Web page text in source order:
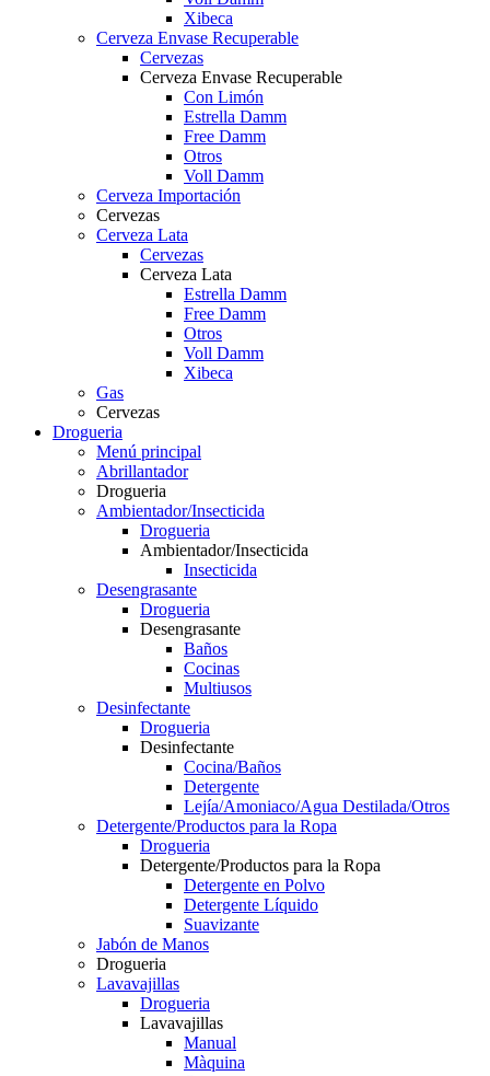
Xibeca
Cerveza Envase Recuperable
Cervezas
Cerveza Envase Recuperable
Con Limón
Estrella Damm
Free Damm
Otros
Voll Damm
Cerveza Importación
Cervezas
Cerveza Lata
Cervezas
Cerveza Lata
Estrella Damm
Free Damm
Otros
Voll Damm
Xibeca
Gas
Cervezas
Drogueria
Menú principal
Abrillantador
Drogueria
Ambientador/Insecticida
Drogueria
Ambientador/Insecticida
Insecticida
Desengrasante
Drogueria
Desengrasante
Baños
Cocinas
Multiusos
Desinfectante
Drogueria
Desinfectante
Cocina/Baños
Detergente
Lejía/Amoniaco/Agua Destilada/Otros
Detergente/Productos para la Ropa
Drogueria
Detergente/Productos para la Ropa
Detergente en Polvo
Detergente Líquido
Suavizante
Jabón de Manos
Drogueria
Lavavajillas
Drogueria
Lavavajillas
Manual
Màquina